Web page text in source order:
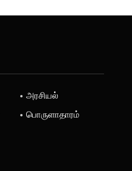
அரசியல்
பொருளாதாரம்